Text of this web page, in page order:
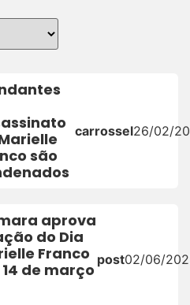
são
carrossel26/02/
aprova
do Dia
Franco
de março
post02/06/